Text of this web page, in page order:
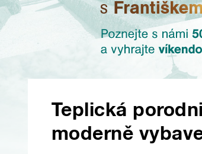
Teplická
moderně